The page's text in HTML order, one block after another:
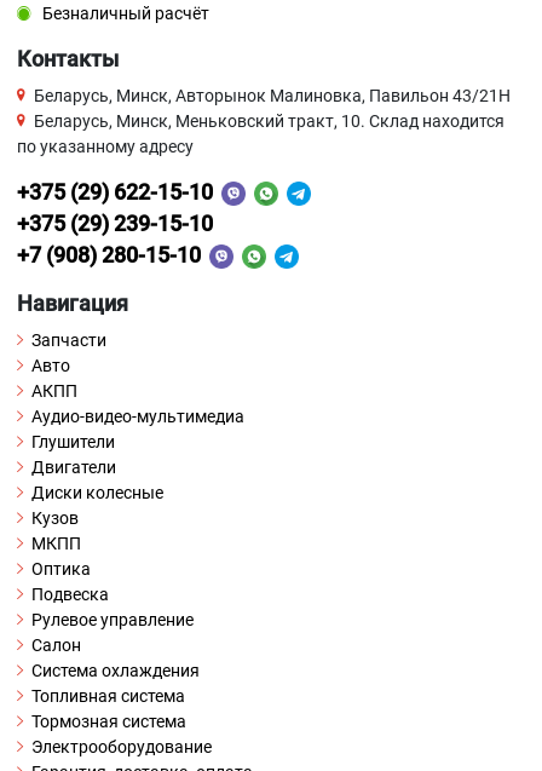
Безналичный расчёт
Контакты
Беларусь, Минск, Авторынок Малиновка, Павильон 43/21Н
Беларусь, Минск, Меньковский тракт, 10. Склад находится
по указанному адресу
+375 (29) 622-15-10
+375 (29) 239-15-10
+7 (908) 280-15-10
Навигация
Запчасти
Авто
АКПП
Аудио-видео-мультимедиа
Глушители
Двигатели
Диски колесные
Кузов
МКПП
Оптика
Подвеска
Рулевое управление
Салон
Система охлаждения
Топливная система
Тормозная система
Электрооборудование